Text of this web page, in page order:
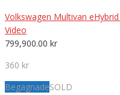
Volkswagen Multivan
Video
799,900.00 kr
360 kr
BegagnadeSOLD